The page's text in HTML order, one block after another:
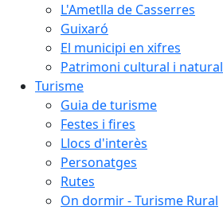
L'Ametlla de Casserres
Guixaró
El municipi en xifres
Patrimoni cultural i natural
Turisme
Guia de turisme
Festes i fires
Llocs d'interès
Personatges
Rutes
On dormir - Turisme Rural